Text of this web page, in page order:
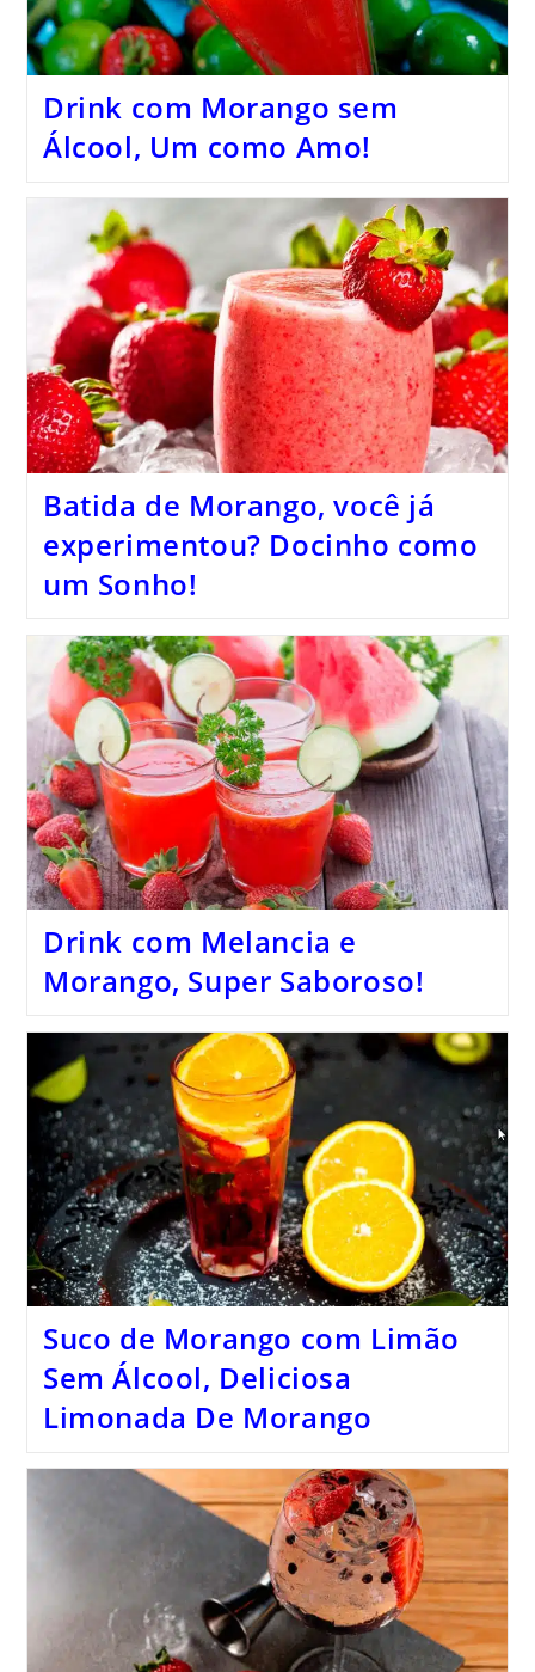
Drink com Morango sem
Álcool, Um como Amo!
Batida de Morango, você já
experimentou? Docinho como
um Sonho!
Drink com Melancia e
Morango, Super Saboroso!
Suco de Morango com Limão
Sem Álcool, Deliciosa
Limonada De Morango